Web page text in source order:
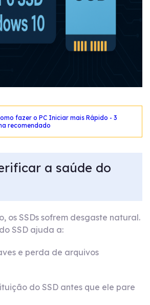
fazer o PC Iniciar mais Rápido - 3
recomendado
a saúde do
os SSDs sofrem desgaste natural.
SSD ajuda a:
e perda de arquivos
do SSD antes que ele pare